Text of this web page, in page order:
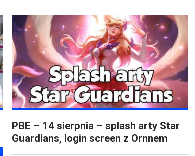
PBE – 14 sierpnia – splash arty Star
Guardians, login screen z Ornnem